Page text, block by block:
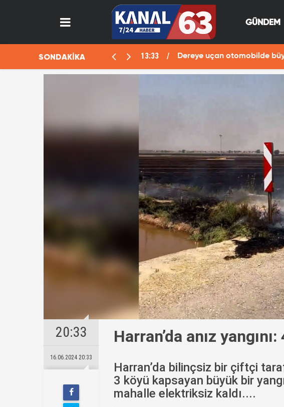
GÜNDEM
SONDAKİKA 13:33 Dereye uçan otomobilde
20:33
16.06.2024 20:33
Harran’da anız
Harran’da bilinçsiz bir çiftçi
3 köyü kapsayan büyük bir
mahalle elektriksiz kaldı....